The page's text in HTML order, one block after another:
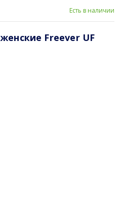
Есть в наличии
Freever UF